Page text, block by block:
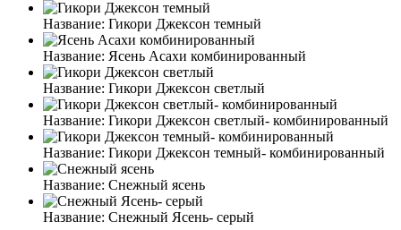
Название: Гикори Джексон темный
Название: Ясень Асахи комбинированный
Название: Гикори Джексон светлый
Название: Гикори Джексон светлый- комбинированный
Название: Гикори Джексон темный- комбинированный
Название: Снежный ясень
Название: Снежный Ясень- серый